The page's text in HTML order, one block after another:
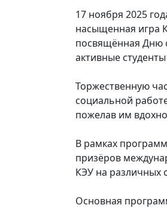
17 ноября 2025
насыщенная игра
посвящённая Дню
активные
Торжественную
социальной
пожелав им
В рамках
призёров
КЭУ на различных
Основная